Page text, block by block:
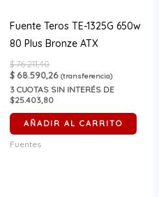
Fuente Teros TE-1325G 650w
80 Plus Bronze ATX
$76.211,40
$ 68.590,26 (transferencia)
3 CUOTAS SIN INTERÉS DE
$25.403,80
AÑADIR AL CARRITO
Fuentes